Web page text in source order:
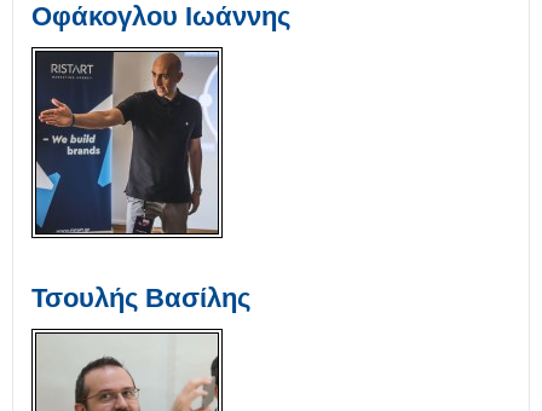
Οφάκογλου Ιωάννης
Τσουλής Βασίλης